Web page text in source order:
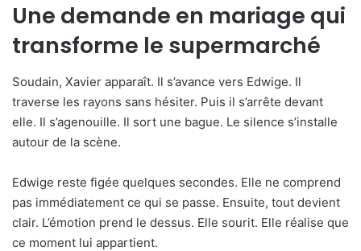
Une demande en mariage qui
transforme le supermarché
Soudain, Xavier apparaît. Il s’avance vers Edwige. Il
traverse les rayons sans hésiter. Puis il s’arrête devant
elle. Il s’agenouille. Il sort une bague. Le silence s’installe
autour de la scène.
Edwige reste figée quelques secondes. Elle ne comprend
pas immédiatement ce qui se passe. Ensuite, tout devient
clair. L’émotion prend le dessus. Elle sourit. Elle réalise que
ce moment lui appartient.